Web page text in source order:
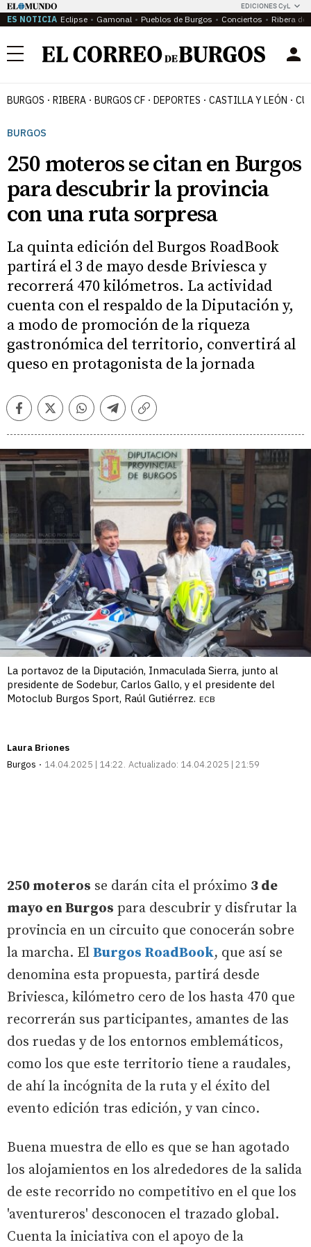
EDICIONES CyL
ES NOTICIA Eclipse Gamonal Pueblos de Burgos Conciertos Ribera del
Menú
BURGOS RIBERA BURGOS CF DEPORTES CASTILLA Y LEÓN
BURGOS
250 moteros se citan en Burgos
para descubrir la provincia
con una ruta sorpresa
La quinta edición del Burgos RoadBook
partirá el 3 de mayo desde Briviesca y
recorrerá 470 kilómetros. La actividad
cuenta con el respaldo de la Diputación y,
a modo de promoción de la riqueza
gastronómica del territorio, convertirá al
queso en protagonista de la jornada
FacebookTwitterWhatsappTelegramCopiar
La portavoz de la Diputación, Inmaculada Sierra, junto al
presidente de Sodebur, Carlos Gallo, y el presidente del
Motoclub Burgos Sport, Raúl Gutiérrez. ECB
Laura Briones
Burgos
14.04.2025 | 14:22 Actualizado: 14.04.2025 | 21:59
250 moteros se darán cita el próximo 3 de
mayo en Burgos para descubrir y disfrutar la
provincia en un circuito que conocerán sobre
la marcha. El Burgos RoadBook, que así se
denomina esta propuesta, partirá desde
Briviesca, kilómetro cero de los hasta 470 que
recorrerán sus participantes, amantes de las
dos ruedas y de los entornos emblemáticos,
como los que este territorio tiene a raudales,
de ahí la incógnita de la ruta y el éxito del
evento edición tras edición, y van cinco.
Buena muestra de ello es que se han agotado
los alojamientos en los alrededores de la salida
de este recorrido no competitivo en el que los
'aventureros' desconocen el trazado global.
Cuenta la iniciativa con el apoyo de la